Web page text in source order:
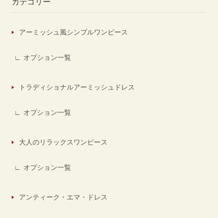
カテゴリー
アーミッシュ風シンプルワンピース
オプション一覧
トラディショナルアーミッシュドレス
オプション一覧
大人のリラックスワンピース
オプション一覧
アンティーク・エマ・ドレス